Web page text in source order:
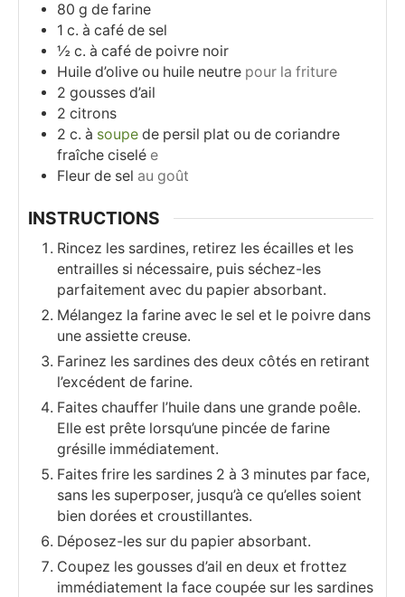
80 g de farine
1 c. à café de sel
½ c. à café de poivre noir
Huile d’olive ou huile neutre pour la friture
2 gousses d’ail
2 citrons
2 c. à soupe de persil plat ou de coriandre
fraîche ciselé e
Fleur de sel au goût
INSTRUCTIONS
Rincez les sardines, retirez les écailles et les
entrailles si nécessaire, puis séchez-les
parfaitement avec du papier absorbant.
Mélangez la farine avec le sel et le poivre dans
une assiette creuse.
Farinez les sardines des deux côtés en retirant
l’excédent de farine.
Faites chauffer l’huile dans une grande poêle.
Elle est prête lorsqu’une pincée de farine
grésille immédiatement.
Faites frire les sardines 2 à 3 minutes par face,
sans les superposer, jusqu’à ce qu’elles soient
bien dorées et croustillantes.
Déposez-les sur du papier absorbant.
Coupez les gousses d’ail en deux et frottez
immédiatement la face coupée sur les sardines